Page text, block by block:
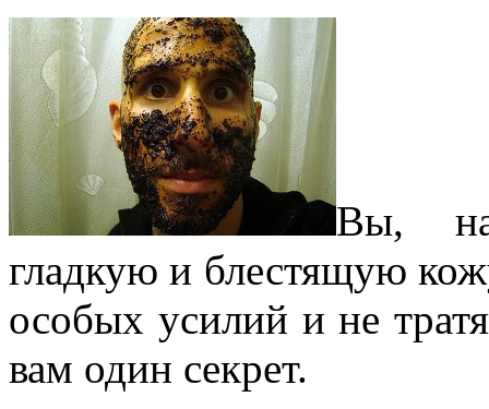
Вы,
гладкую и блестящую
особых усилий и не
вам один секрет.